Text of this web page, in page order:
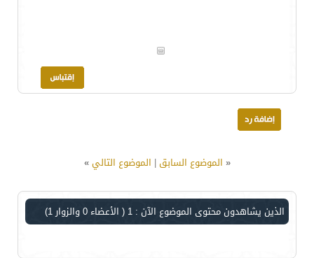
« الموضوع السابق| الموضوع التالي»
الذين يشاهدون محتوى الموضوع الآن : 1 ( الأعضاء 0 والزوار 1)